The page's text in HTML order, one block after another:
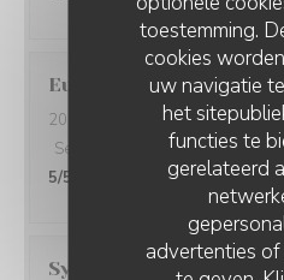
toestemming.
cookies
uw navigatie
het
functies te
gerelateerd
advertenties
Eurélia
2026-07-31
- 19:45 - Gasten 4
Service
Atmosfeer: 5 /5
5/5
Sylvie